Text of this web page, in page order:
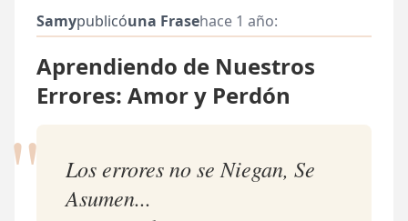
Samypublicóuna Frasehace 1 año:
Aprendiendo de Nuestros
Errores: Amor y Perdón
"
Los errores no se Niegan, Se
Asumen...